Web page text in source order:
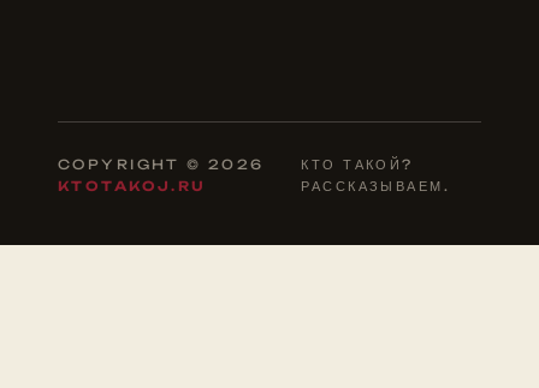
COPYRIGHT © 2026
KTOTAKOJ.RU
КТО ТАКОЙ?
РАССКАЗЫВАЕМ.